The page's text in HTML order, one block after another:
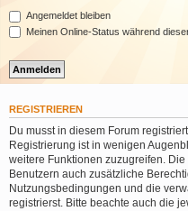
Angemeldet bleiben
Meinen Online-Status während
REGISTRIEREN
Du musst in diesem Forum
Registrierung ist in wenigen
weitere Funktionen zuzugreifen.
Benutzern auch zusätzliche
Nutzungsbedingungen und die
registrierst. Bitte beachte auch die